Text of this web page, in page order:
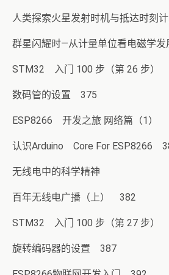
人类探索火星发射时机与抵达时刻
群星闪耀时—从计量单位看电磁学
STM32 入门 100 步（第 26 步）
数码管的设置 375
ESP8266 开发之旅 网络篇（1）
认识Arduino Core For ESP8266
无线电中的科学精神
百年无线电广播（上） 382
STM32 入门 100 步（第 27 步）
旋转编码器的设置 387